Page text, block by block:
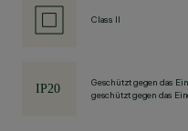
Class II
Geschützt gegen das
geschützt gegen das